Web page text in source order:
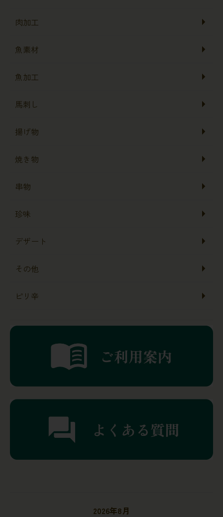
肉加工
魚素材
魚加工
馬刺し
揚げ物
焼き物
串物
珍味
デザート
その他
ピリ辛
2026年8月